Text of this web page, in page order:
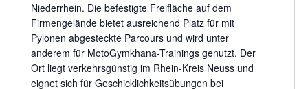
Niederrhein. Die befestigte Freifläche auf dem
Firmengelände bietet ausreichend Platz für mit
Pylonen abgesteckte Parcours und wird unter
anderem für MotoGymkhana-Trainings genutzt. Der
Ort liegt verkehrsgünstig im Rhein-Kreis Neuss und
eignet sich für Geschicklichkeitsübungen bei